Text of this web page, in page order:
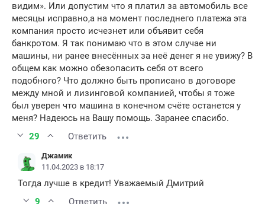
видим». Или допустим что я платил за автомобиль все
месяцы исправно,а на момент последнего платежа эта
компания просто исчезнет или объявит себя
банкротом. Я так понимаю что в этом случае ни
машины, ни ранее внесённых за неё денег я не увижу? В
общем как можно обезопасить себя от всего
подобного? Что должно быть прописано в договоре
между мной и лизинговой компанией, чтобы я тоже
был уверен что машина в конечном счёте останется у
меня? Надеюсь на Вашу помощь. Заранее спасибо.
29
Ответить
Джамик
11.04.2023 в 18:17
Тогда лучше в кредит! Уважаемый Дмитрий
9
Ответить